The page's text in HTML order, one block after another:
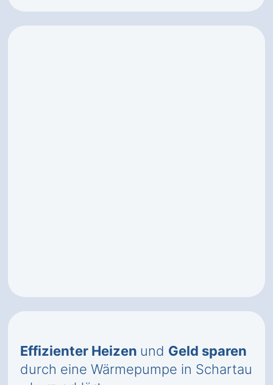
Effizienter Heizen und Geld sparen
durch eine Wärmepumpe in Schartau